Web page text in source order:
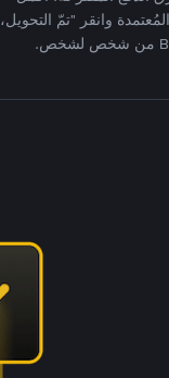
وانقر "تمّ التحويل،